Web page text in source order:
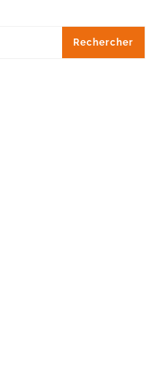
Rechercher